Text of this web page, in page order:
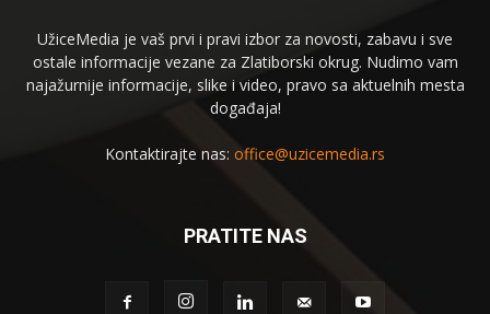
UžiceMedia je vaš prvi i pravi izbor za novosti, zabavu i sve
ostale informacije vezane za Zlatiborski okrug. Nudimo vam
najažurnije informacije, slike i video, pravo sa aktuelnih mesta
događaja!
Kontaktirajte nas: office@uzicemedia.rs
PRATITE NAS